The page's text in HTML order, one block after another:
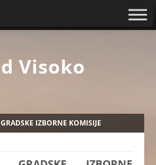
Visoko
IZBORNE KOMISIJE